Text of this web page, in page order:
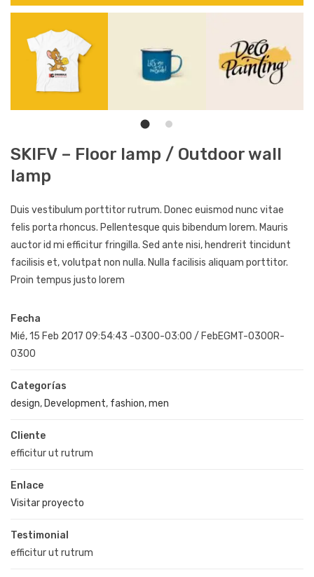
SKIFV – Floor lamp / Outdoor wall
lamp
Duis vestibulum porttitor rutrum. Donec euismod nunc vitae
felis porta rhoncus. Pellentesque quis bibendum lorem. Mauris
auctor id mi efficitur fringilla. Sed ante nisi, hendrerit tincidunt
facilisis et, volutpat non nulla. Nulla facilisis aliquam porttitor.
Proin tempus justo lorem
Fecha
Mié, 15 Feb 2017 09:54:43 -0300-03:00 / FebEGMT-0300R-
0300
Categorías
design, Development, fashion,men
Cliente
efficitur ut rutrum
Enlace
Visitar proyecto
Testimonial
efficitur ut rutrum